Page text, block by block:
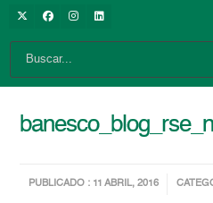
PUBLICADO : 11 ABRIL, 2016